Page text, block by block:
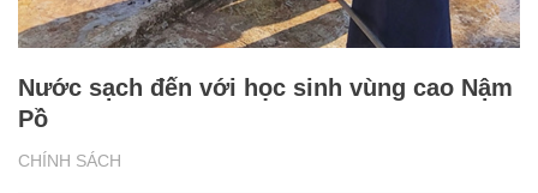
CHÍNH SÁCH
Nước sạch đến với học sinh vùng cao Nậm
Pồ